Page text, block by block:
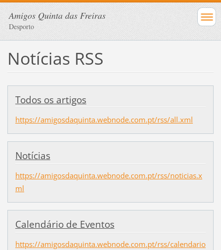
Amigos Quinta das Freiras
Desporto
Notícias RSS
Todos os artigos
https://amigosdaquinta.webnode.com.pt/rss/all.xml
Notícias
https://amigosdaquinta.webnode.com.pt/rss/noticias.x
ml
Calendário de Eventos
https://amigosdaquinta.webnode.com.pt/rss/calendario